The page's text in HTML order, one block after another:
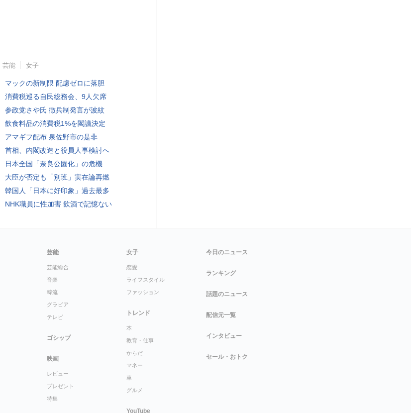
芸能 女子
マックの新制限 配慮ゼロに落胆
消費税巡る自民総務会、9人欠席
参政党さや氏 徴兵制発言が波紋
飲食料品の消費税1%を閣議決定
アマギフ配布 泉佐野市の是非
首相、内閣改造と役員人事検討へ
日本全国「奈良公園化」の危機
大臣が否定も「別班」実在論再燃
韓国人「日本に好印象」過去最多
NHK職員に性加害 飲酒で記憶ない
芸能
芸能総合
音楽
韓流
グラビア
テレビ
ゴシップ
映画
レビュー
プレゼント
特集
女子
恋愛
ライフスタイル
ファッション
トレンド
本
教育・仕事
からだ
マネー
車
グルメ
YouTube
今日のニュース
ランキング
話題のニュース
配信元一覧
インタビュー
セール・おトク